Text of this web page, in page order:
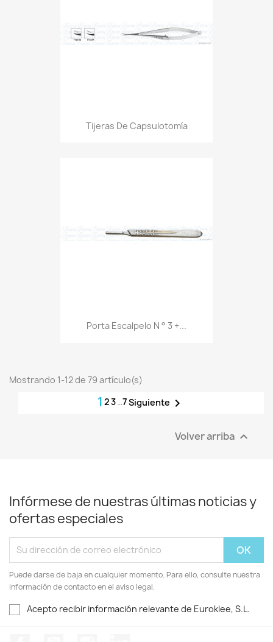
Tijeras De Capsulotomía
Porta Escalpelo N ° 3 +...
Mostrando 1-12 de 79 artículo(s)
1 23…7Siguiente 
Volver arriba 
Infórmese de nuestras últimas noticias y
ofertas especiales
Puede darse de baja en cualquier momento. Para ello, consulte nuestra
información de contacto en el aviso legal.
Acepto recibir información relevante de Euroklee, S.L.